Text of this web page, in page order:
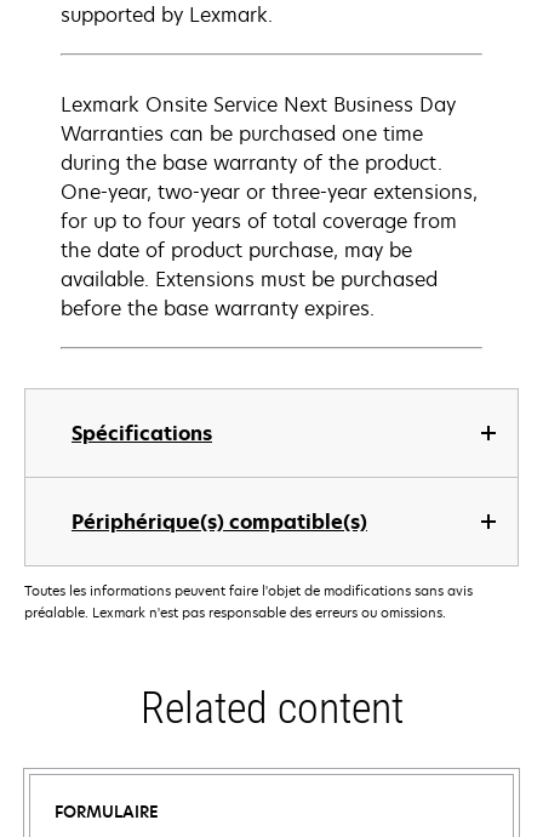
Spécifications
Périphérique(s) compatible(s)
supported by Lexmark.
Lexmark Onsite Service Next Business Day
Warranties can be purchased one time
during the base warranty of the product.
One-year, two-year or three-year extensions,
for up to four years of total coverage from
the date of product purchase, may be
available. Extensions must be purchased
before the base warranty expires.
Toutes les informations peuvent faire l'objet de modifications sans avis
préalable. Lexmark n'est pas responsable des erreurs ou omissions.
Related content
FORMULAIRE